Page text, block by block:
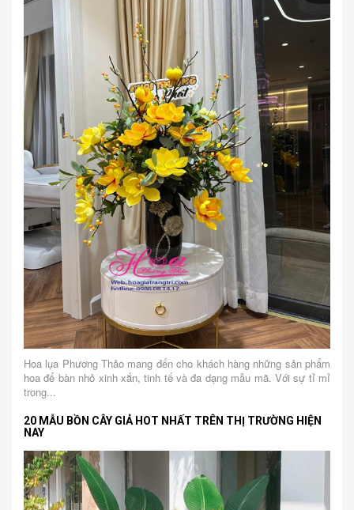
Hoa lụa Phương Thảo mang đến cho khách hàng những sản phẩm
hoa để bàn nhỏ xinh xắn, tinh tế và đa dạng mẫu mã. Với sự tỉ mỉ
trong...
20 MẪU BỒN CÂY GIẢ HOT NHẤT TRÊN THỊ TRƯỜNG HIỆN
NAY